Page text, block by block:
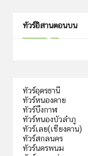
ทัวร์อิสานตอนบน
ทัวร์อุดรธานี
ทัวร์หนองคาย
ทัวร์บึงกาฬ
ทัวร์หนองบัวลำภู
ทัวร์เลย(เชียงคาน)
ทัวร์สกลนคร
ทัวร์นครพนม